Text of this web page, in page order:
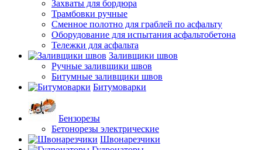
Захваты для бордюра
Трамбовки ручные
Сменное полотно для граблей по асфальту
Оборудование для испытания асфальтобетона
Тележки для асфальта
Заливщики швов
Ручные заливщики швов
Битумные заливщики швов
Битумоварки
Бензорезы
Бетонорезы электрические
Швонарезчики